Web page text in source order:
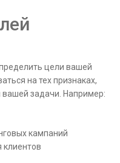
цели вашей
на тех признаках,
задачи. Например:
кампаний